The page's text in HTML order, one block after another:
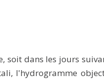
dans les jours
l'hydrogramme